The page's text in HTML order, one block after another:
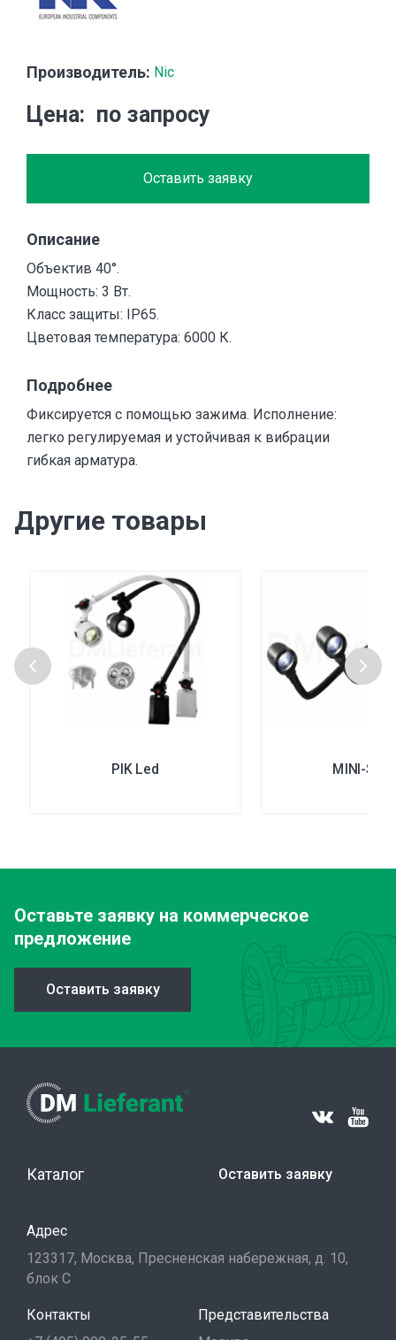
Производитель: Nic
Цена по запросу
Оставить заявку
Описание
Объектив 40°.
Мощность: 3 Вт.
Класс защиты: IP65.
Цветовая температура: 6000 К.
Подробнее
Фиксируется с помощью зажима. Исполнение:
легко регулируемая и устойчивая к вибрации
гибкая арматура.
Другие товары
PIK Led MINI-S
Оставьте заявку на коммерческое
предложение
Оставить заявку
Каталог Оставить заявку
Адрес
123317, Москва, Пресненская набережная, д. 10,
блок С
Контакты
Представительства